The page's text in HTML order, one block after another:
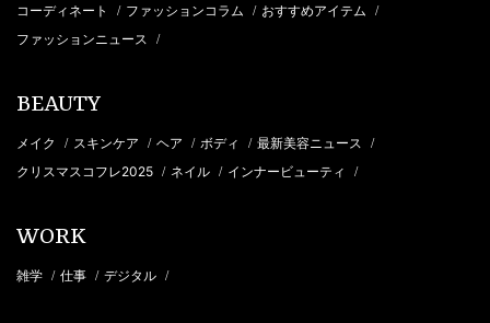
コーディネート / ファッションコラム / おすすめアイテム /
ファッションニュース /
BEAUTY
メイク / スキンケア / ヘア / ボディ / 最新美容ニュース /
クリスマスコフレ2025 / ネイル / インナービューティ /
WORK
雑学 / 仕事 / デジタル /